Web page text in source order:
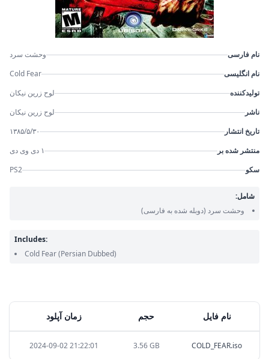
نام فایل حجم زمان آپلود
COLD_FEAR.iso
3.56 GB
2024-09-02 21:22:01
نام فارسی
وحشت سرد
نام انگلیسی
Cold Fear
تولیدکننده
لوح زرین نیکان
ناشر
لوح زرین نیکان
تاریخ انتشار
۱۳۸۵/۵/۳۰
منتشر شده بر
۱ دی وی دی
سکو
PS2
شامل:
وحشت سرد (دوبله شده به فارسی)
Includes:
Cold Fear(Persian Dubbed)